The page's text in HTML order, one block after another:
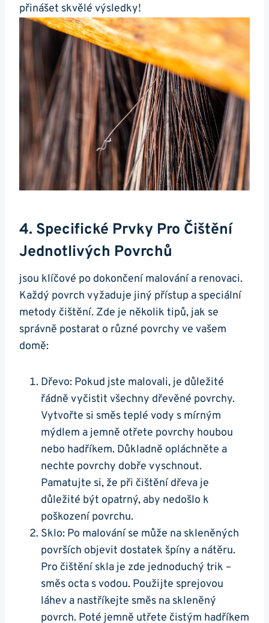
přinášet skvělé výsledky!
4. Specifické Prvky Pro Čištění
Jednotlivých Povrchů
jsou klíčové po dokončení malování a renovaci.
Každý povrch vyžaduje jiný přístup a speciální
metody čištění. Zde je několik tipů, jak se
správně postarat o různé povrchy ve vašem
domě:
Dřevo: Pokud jste malovali, je důležité
řádně vyčistit všechny dřevěné povrchy.
Vytvořte si směs teplé vody s mírným
mýdlem a jemně otřete povrchy houbou
nebo hadříkem. Důkladně opláchněte a
nechte povrchy dobře vyschnout.
Pamatujte si, že při čištění dřeva je
důležité být opatrný, aby nedošlo k
poškození povrchu.
Sklo: Po malování se může na skleněných
površích objevit dostatek špíny a nátěru.
Pro čištění skla je zde jednoduchý trik –
směs octa s vodou. Použijte sprejovou
láhev a nastříkejte směs na skleněný
povrch. Poté jemně utřete čistým hadříkem